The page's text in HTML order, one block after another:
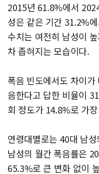
2015년 61.8%에서
성은 같은 기간 31.2%
수치는 여전히 남성이
차 좁혀지는 모습이다.
폭음 빈도에서도 차이
음한다고 답한 비율이
회 정도가 14.8%로 가
연령대별로는 40대 남
남성의 월간 폭음률은
65.3%로 큰 변화 없이